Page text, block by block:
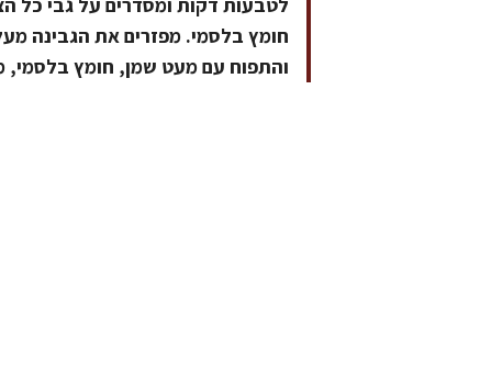
חומץ בלסמי. מפזרים את הגבינה
והתפוח עם מעט שמן, חומץ בלסמי,